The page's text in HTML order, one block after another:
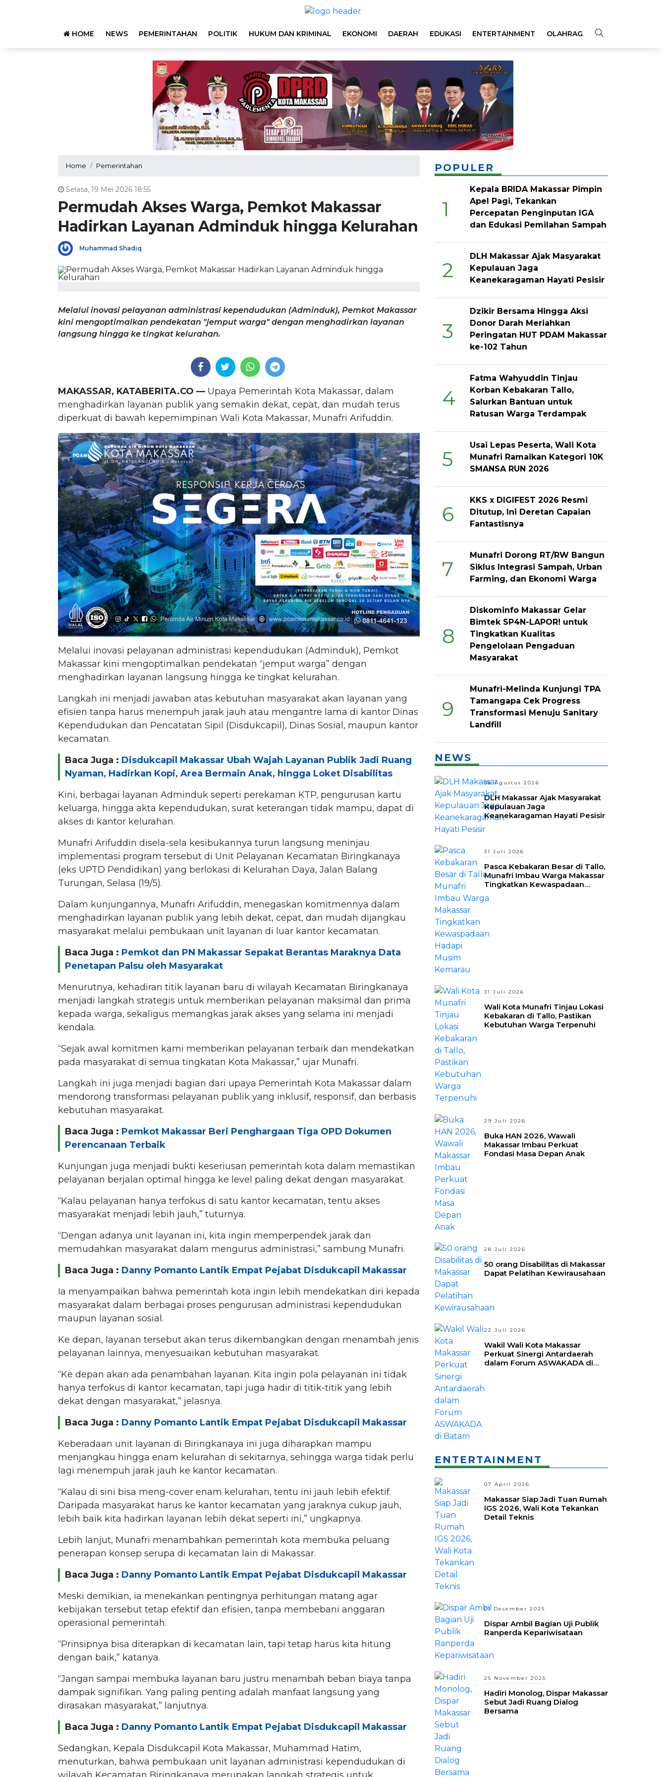
HOME NEWS PEMERINTAHAN POLITIK HUKUM DAN KRIMINAL EKONOMI DAERAH EDUKASI ENTERTAINMENT OLAHRAGA OPINI
Home Pemerintahan
Selasa, 19 Mei 2026 18:55
Permudah Akses Warga, Pemkot Makassar
Hadirkan Layanan Adminduk hingga Kelurahan
Muhammad Shadiq
Melalui inovasi pelayanan administrasi kependudukan (Adminduk), Pemkot Makassar
kini mengoptimalkan pendekatan "jemput warga" dengan menghadirkan layanan
langsung hingga ke tingkat kelurahan.
MAKASSAR, KATABERITA.CO — Upaya Pemerintah Kota Makassar, dalam
menghadirkan layanan publik yang semakin dekat, cepat, dan mudah terus
diperkuat di bawah kepemimpinan Wali Kota Makassar, Munafri Arifuddin.
Melalui inovasi pelayanan administrasi kependudukan (Adminduk), Pemkot
Makassar kini mengoptimalkan pendekatan “jemput warga” dengan
menghadirkan layanan langsung hingga ke tingkat kelurahan.
Langkah ini menjadi jawaban atas kebutuhan masyarakat akan layanan yang
efisien tanpa harus menempuh jarak jauh atau mengantre lama di kantor Dinas
Kependudukan dan Pencatatan Sipil (Disdukcapil), Dinas Sosial, maupun kantor
kecamatan.
Baca Juga : Disdukcapil Makassar Ubah Wajah Layanan Publik Jadi Ruang
Nyaman, Hadirkan Kopi, Area Bermain Anak, hingga Loket Disabilitas
Kini, berbagai layanan Adminduk seperti perekaman KTP, pengurusan kartu
keluarga, hingga akta kependudukan, surat keterangan tidak mampu, dapat di
akses di kantor kelurahan.
Munafri Arifuddin disela-sela kesibukannya turun langsung meninjau
implementasi program tersebut di Unit Pelayanan Kecamatan Biringkanaya
(eks UPTD Pendidikan) yang berlokasi di Kelurahan Daya, Jalan Balang
Turungan, Selasa (19/5).
Dalam kunjungannya, Munafri Arifuddin, menegaskan komitmennya dalam
menghadirkan layanan publik yang lebih dekat, cepat, dan mudah dijangkau
masyarakat melalui pembukaan unit layanan di luar kantor kecamatan.
Baca Juga : Pemkot dan PN Makassar Sepakat Berantas Maraknya Data
Penetapan Palsu oleh Masyarakat
Menurutnya, kehadiran titik layanan baru di wilayah Kecamatan Biringkanaya
menjadi langkah strategis untuk memberikan pelayanan maksimal dan prima
kepada warga, sekaligus memangkas jarak akses yang selama ini menjadi
kendala.
“Sejak awal komitmen kami memberikan pelayanan terbaik dan mendekatkan
pada masyarakat di semua tingkatan Kota Makassar,” ujar Munafri.
Langkah ini juga menjadi bagian dari upaya Pemerintah Kota Makassar dalam
mendorong transformasi pelayanan publik yang inklusif, responsif, dan berbasis
kebutuhan masyarakat.
Baca Juga : Pemkot Makassar Beri Penghargaan Tiga OPD Dokumen
Perencanaan Terbaik
Kunjungan juga menjadi bukti keseriusan pemerintah kota dalam memastikan
pelayanan berjalan optimal hingga ke level paling dekat dengan masyarakat.
“Kalau pelayanan hanya terfokus di satu kantor kecamatan, tentu akses
masyarakat menjadi lebih jauh,” tuturnya.
“Dengan adanya unit layanan ini, kita ingin memperpendek jarak dan
memudahkan masyarakat dalam mengurus administrasi,” sambung Munafri.
Baca Juga : Danny Pomanto Lantik Empat Pejabat Disdukcapil Makassar
Ia menyampaikan bahwa pemerintah kota ingin lebih mendekatkan diri kepada
masyarakat dalam berbagai proses pengurusan administrasi kependudukan
maupun layanan sosial.
Ke depan, layanan tersebut akan terus dikembangkan dengan menambah jenis
pelayanan lainnya, menyesuaikan kebutuhan masyarakat.
“Ke depan akan ada penambahan layanan. Kita ingin pola pelayanan ini tidak
hanya terfokus di kantor kecamatan, tapi juga hadir di titik-titik yang lebih
dekat dengan masyarakat,” jelasnya.
Baca Juga : Danny Pomanto Lantik Empat Pejabat Disdukcapil Makassar
Keberadaan unit layanan di Biringkanaya ini juga diharapkan mampu
menjangkau hingga enam kelurahan di sekitarnya, sehingga warga tidak perlu
lagi menempuh jarak jauh ke kantor kecamatan.
“Kalau di sini bisa meng-cover enam kelurahan, tentu ini jauh lebih efektif.
Daripada masyarakat harus ke kantor kecamatan yang jaraknya cukup jauh,
lebih baik kita hadirkan layanan lebih dekat seperti ini,” ungkapnya.
Lebih lanjut, Munafri menambahkan pemerintah kota membuka peluang
penerapan konsep serupa di kecamatan lain di Makassar.
Baca Juga : Danny Pomanto Lantik Empat Pejabat Disdukcapil Makassar
Meski demikian, ia menekankan pentingnya perhitungan matang agar
kebijakan tersebut tetap efektif dan efisien, tanpa membebani anggaran
operasional pemerintah.
“Prinsipnya bisa diterapkan di kecamatan lain, tapi tetap harus kita hitung
dengan baik,” katanya.
“Jangan sampai membuka layanan baru justru menambah beban biaya tanpa
dampak signifikan. Yang paling penting adalah manfaat langsung yang
dirasakan masyarakat,” lanjutnya.
Baca Juga : Danny Pomanto Lantik Empat Pejabat Disdukcapil Makassar
Sedangkan, Kepala Disdukcapil Kota Makassar, Muhammad Hatim,
menuturkan, bahwa pembukaan unit layanan administrasi kependudukan di
POPULER
1
Kepala BRIDA Makassar Pimpin
Apel Pagi, Tekankan
Percepatan Penginputan IGA
dan Edukasi Pemilahan Sampah
2
DLH Makassar Ajak Masyarakat
Kepulauan Jaga
Keanekaragaman Hayati Pesisir
3
Dzikir Bersama Hingga Aksi
Donor Darah Meriahkan
Peringatan HUT PDAM Makassar
ke-102 Tahun
4
Fatma Wahyuddin Tinjau
Korban Kebakaran Tallo,
Salurkan Bantuan untuk
Ratusan Warga Terdampak
5
Usai Lepas Peserta, Wali Kota
Munafri Ramaikan Kategori 10K
SMANSA RUN 2026
6
KKS x DIGIFEST 2026 Resmi
Ditutup, Ini Deretan Capaian
Fantastisnya
7
Munafri Dorong RT/RW Bangun
Siklus Integrasi Sampah, Urban
Farming, dan Ekonomi Warga
8
Diskominfo Makassar Gelar
Bimtek SP4N-LAPOR! untuk
Tingkatkan Kualitas
Pengelolaan Pengaduan
Masyarakat
9
Munafri-Melinda Kunjungi TPA
Tamangapa Cek Progress
Transformasi Menuju Sanitary
Landfill
NEWS
06 Agustus 2026
DLH Makassar Ajak Masyarakat
Kepulauan Jaga
Keanekaragaman Hayati Pesisir
31 Juli 2026
Pasca Kebakaran Besar di Tallo,
Munafri Imbau Warga Makassar
Tingkatkan Kewaspadaan
31 Juli 2026
Wali Kota Munafri Tinjau Lokasi
Kebakaran di Tallo, Pastikan
Kebutuhan Warga Terpenuhi
29 Juli 2026
Buka HAN 2026, Wawali
Makassar Imbau Perkuat
Fondasi Masa Depan Anak
28 Juli 2026
50 orang Disabilitas di Makassar
Dapat Pelatihan Kewirausahaan
22 Juli 2026
Wakil Wali Kota Makassar
Perkuat Sinergi Antardaerah
dalam Forum ASWAKADA di
ENTERTAINMENT
07 April 2026
Makassar Siap Jadi Tuan Rumah
IGS 2026, Wali Kota Tekankan
Detail Teknis
01 Desember 2025
Dispar Ambil Bagian Uji Publik
Ranperda Kepariwisataan
25 November 2025
Hadiri Monolog, Dispar Makassar
Sebut Jadi Ruang Dialog
Bersama